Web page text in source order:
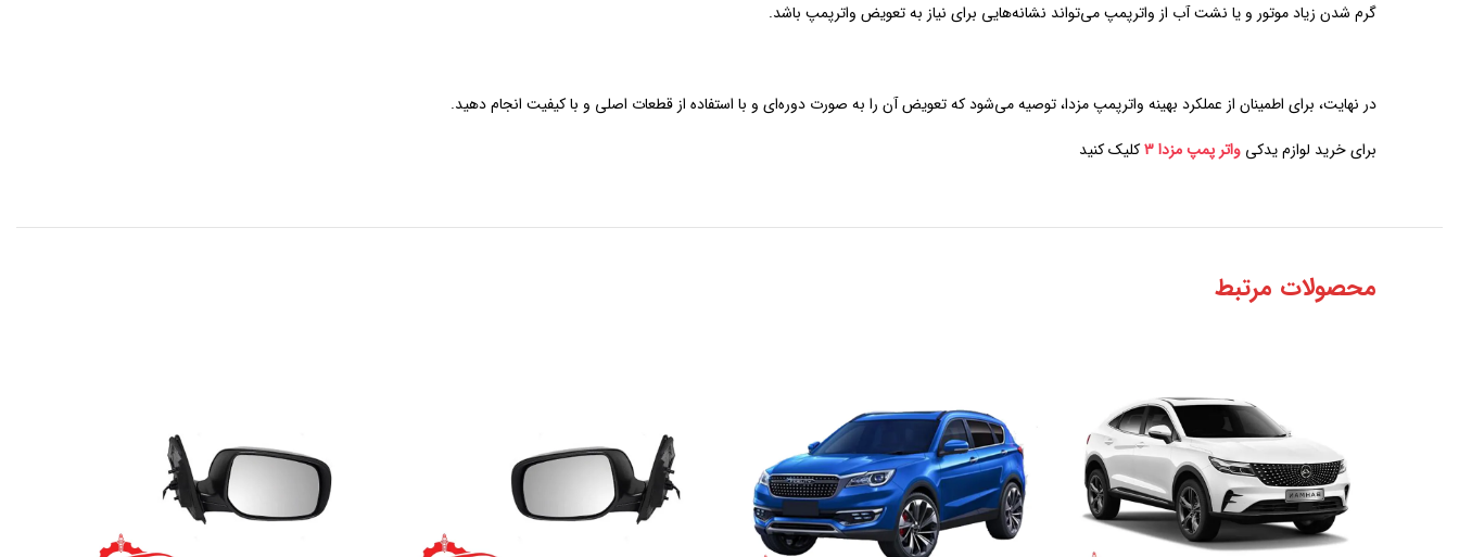
گرم شدن زیاد موتور و یا نشت آب از واترپمپ می‌تواند نشانه‌هایی برای نیاز به تعویض واترپمپ باشد.
در نهایت، برای اطمینان از عملکرد بهینه واترپمپ مزدا، توصیه می‌شود که تعویض آن را به صورت دوره‌ای و با استفاده از قطعات اصلی و با کیفیت انجام دهید.
برای خرید لوازم یدکی واتر پمپ مزدا 3 کلیک کنید
محصولات مرتبط